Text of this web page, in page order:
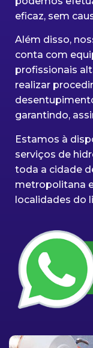
eficaz, sem
Além disso,
conta com
profissionais
realizar
garantindo,
Estamos à
serviços de
toda a cidade
metropolitana
localidades do